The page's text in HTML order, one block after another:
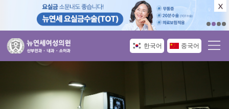
한국어 중국어